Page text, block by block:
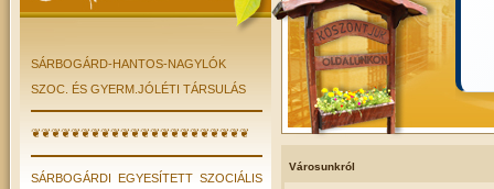
SÁRBOGÁRD-HANTOS-NAGYLÓK
SZOC. ÉS GYERM.JÓLÉTI TÁRSULÁS
❦❦❦❦❦❦❦❦❦❦❦❦❦❦❦❦❦❦❦❦❦❦
SÁRBOGÁRDI EGYESÍTETT SZOCIÁLIS
Városunkról